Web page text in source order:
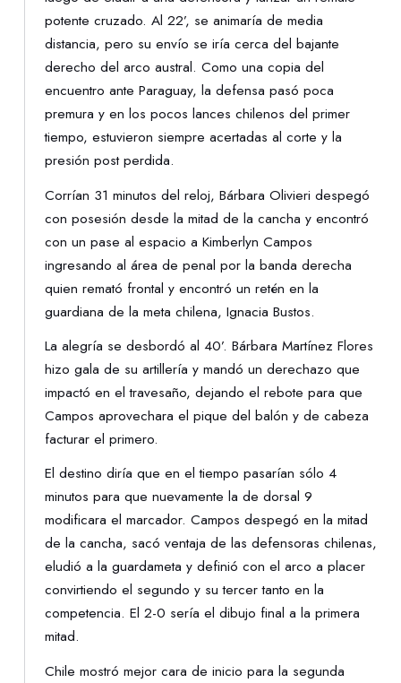
potente cruzado. Al 22’, se animaría de media
distancia, pero su envío se iría cerca del bajante
derecho del arco austral. Como una copia del
encuentro ante Paraguay, la defensa pasó poca
premura y en los pocos lances chilenos del primer
tiempo, estuvieron siempre acertadas al corte y la
presión post perdida.
Corrían 31 minutos del reloj, Bárbara Olivieri despegó
con posesión desde la mitad de la cancha y encontró
con un pase al espacio a Kimberlyn Campos
ingresando al área de penal por la banda derecha
quien remató frontal y encontró un retén en la
guardiana de la meta chilena, Ignacia Bustos.
La alegría se desbordó al 40’. Bárbara Martínez Flores
hizo gala de su artillería y mandó un derechazo que
impactó en el travesaño, dejando el rebote para que
Campos aprovechara el pique del balón y de cabeza
facturar el primero.
El destino diría que en el tiempo pasarían sólo 4
minutos para que nuevamente la de dorsal 9
modificara el marcador. Campos despegó en la mitad
de la cancha, sacó ventaja de las defensoras chilenas,
eludió a la guardameta y definió con el arco a placer
convirtiendo el segundo y su tercer tanto en la
competencia. El 2-0 sería el dibujo final a la primera
mitad.
Chile mostró mejor cara de inicio para la segunda